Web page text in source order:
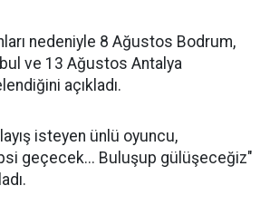
nedeniyle 8 Ağustos Bodrum,
ve 13 Ağustos Antalya
açıkladı.
isteyen ünlü oyuncu,
geçecek... Buluşup gülüşeceğiz"